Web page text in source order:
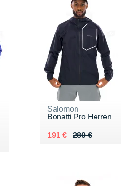
Salomon
Bonatti Pro Herren
280 €
Au lieu de 280 €
191 €
Vendu 191 €